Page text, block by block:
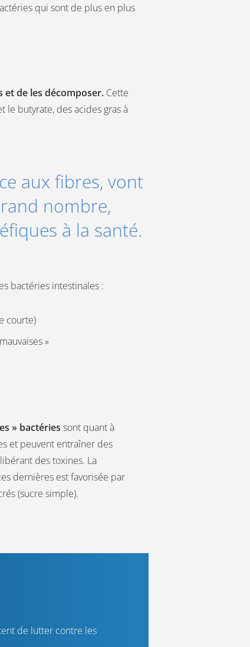
qui sont de plus en plus
et de les décomposer. Cette
le butyrate, des acides gras à
aux fibres, vont
nombre,
à la santé.
bactéries intestinales :
courte)
»
» bactéries sont quant à
et peuvent entraîner des
des toxines. La
dernières est favorisée par
(sucre simple).
de lutter contre les